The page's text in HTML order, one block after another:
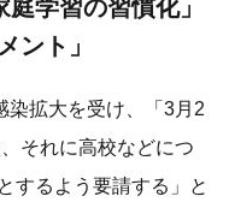
学習の習慣化」
ント」
染拡大を受け、「3月2
それに高校などにつ
するよう要請する」と